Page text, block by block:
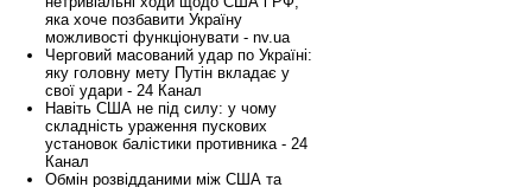
яка хоче позбавити Україну
можливості функціонувати - nv.ua
Черговий масований удар по Україні:
яку головну мету Путін вкладає у
свої удари - 24 Канал
Навіть США не під силу: у чому
складність ураження пускових
установок балістики противника - 24
Канал
Обмін розвідданими між США та